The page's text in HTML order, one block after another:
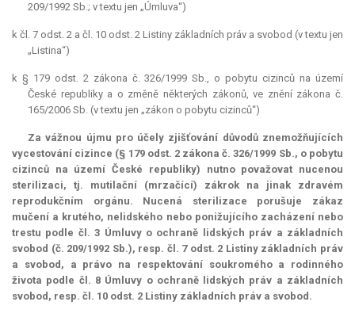
209/1992 Sb.; v textu jen „Úmluva“)
k čl. 7 odst. 2 a čl. 10 odst. 2 Listiny základních práv a svobod (v textu jen
„Listina“)
k § 179 odst. 2 zákona č. 326/1999 Sb., o pobytu cizinců na území
České republiky a o změně některých zákonů, ve znění zákona č.
165/2006 Sb. (v textu jen „zákon o pobytu cizinců“)
Za vážnou újmu pro účely zjišťování důvodů znemožňujících
vycestování cizince (§ 179 odst. 2 zákona č. 326/1999 Sb., o pobytu
cizinců na území České republiky) nutno považovat nucenou
sterilizaci, tj. mutilační (mrzačící) zákrok na jinak zdravém
reprodukčním orgánu. Nucená sterilizace porušuje zákaz
mučení a krutého, nelidského nebo ponižujícího zacházení nebo
trestu podle čl. 3 Úmluvy o ochraně lidských práv a základních
svobod (č. 209/1992 Sb.), resp. čl. 7 odst. 2 Listiny základních práv
a svobod, a právo na respektování soukromého a rodinného
života podle čl. 8 Úmluvy o ochraně lidských práv a základních
svobod, resp. čl. 10 odst. 2 Listiny základních práv a svobod.